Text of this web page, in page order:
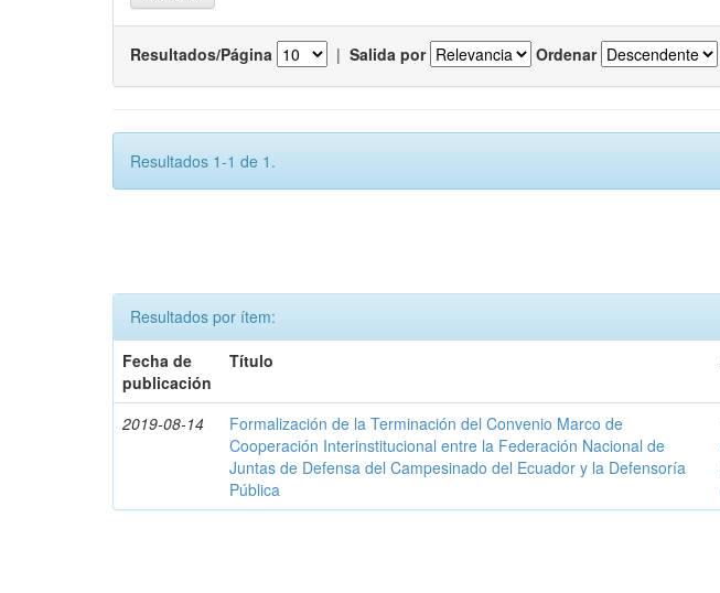
Resultados/Página | Salida por Ordenar
Resultados 1-1 de 1.
Resultados por ítem:
Fecha de
publicación
Título
2019-08-14
Formalización de la Terminación del Convenio Marco de
Cooperación Interinstitucional entre la Federación Nacional de
Juntas de Defensa del Campesinado del Ecuador y la Defensoría
Pública